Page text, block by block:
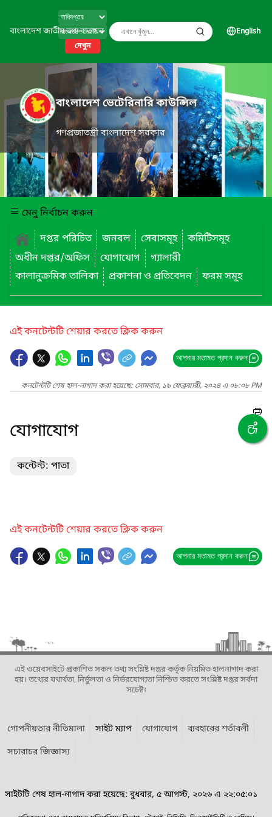
বাংলাদেশ জাতীয় তথ্য বাতায়ন
দেখুন
English
বাংলাদেশ ভেটেরিনারি কাউন্সিল
গণপ্রজাতন্ত্রী বাংলাদেশ সরকার
মেনু নির্বাচন করুন
দপ্তর পরিচিত
জনবল সেবাসমূহ
কমিটিসমূহ
অধীন দপ্তর/অফিস
যোগাযোগ
গ্যালারী
কালানুক্রমিক তালিকা
প্রকাশনা ও প্রতিবেদন ফরম সমূহ
এই কনটেন্টটি শেয়ার করতে ক্লিক করুন
আপনার মতামত প্রদান করুন
কনটেন্টটি শেষ হাল-নাগাদ করা হয়েছে: সোমবার, ১৯ ফেব্রুয়ারী, ২০২৪ এ ০৮:০৮ PM
যোগাযোগ
কন্টেন্ট: পাতা
এই কনটেন্টটি শেয়ার করতে ক্লিক করুন
আপনার মতামত প্রদান করুন
এই ওয়েবসাইটে প্রকাশিত সকল তথ্য সংশ্লিষ্ট দপ্তর কর্তৃক নিয়মিত হালনাগাদ করা
হয়। তথ্যের যথার্থতা, নির্ভুলতা ও নির্ভরযোগ্যতা নিশ্চিত করতে সংশ্লিষ্ট দপ্তর সর্বদা
সচেষ্ট।
গোপনীয়তার নীতিমালা সাইট ম্যাপ যোগাযোগ
ব্যবহারের শর্তাবলী
সচারাচর জিজ্ঞাস্য
সাইটটি শেষ হাল-নাগাদ করা হয়েছে: বুধবার, ৫ আগস্ট, ২০২৬ এ ২২:০৫:০১